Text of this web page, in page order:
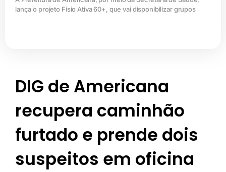
lança o projeto Fisio Ativa 60+, que vai disponibilizar grupos
DIG de Americana
recupera caminhão
furtado e prende dois
suspeitos em oficina